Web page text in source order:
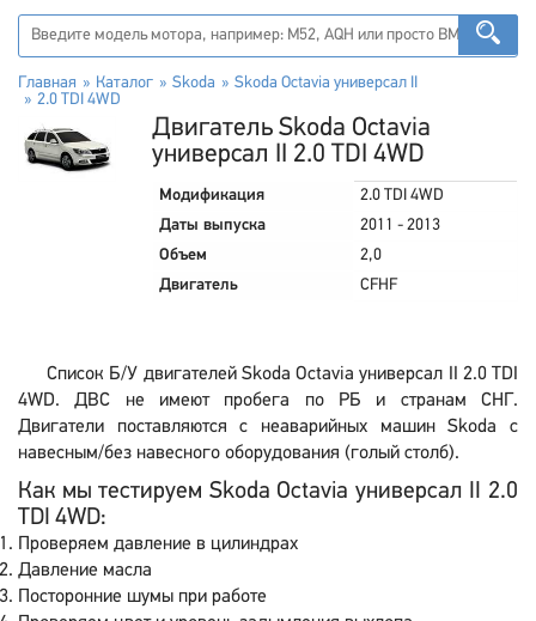
Главная Каталог Skoda
Skoda Octavia универсал II
2.0 TDI 4WD
Двигатель Skoda Octavia
универсал II 2.0 TDI 4WD
Модификация
2.0 TDI 4WD
Даты выпуска
2011 - 2013
Объем
2,0
Двигатель
CFHF
Список Б/У двигателей Skoda Octavia универсал II 2.0 TDI
4WD. ДВС не имеют пробега по РБ и странам СНГ.
Двигатели поставляются с неаварийных машин Skoda с
навесным/без навесного оборудования (голый столб).
Как мы тестируем Skoda Octavia универсал II 2.0
TDI 4WD:
Проверяем давление в цилиндрах
Давление масла
Посторонние шумы при работе